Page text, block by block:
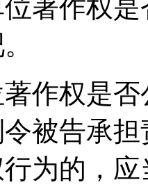
著作权
作权是
被告承
为的，